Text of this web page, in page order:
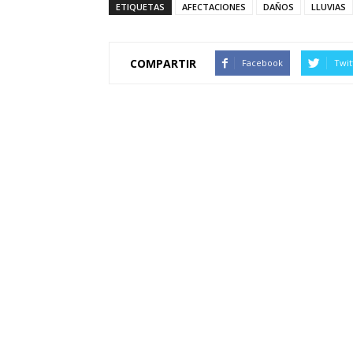
ETIQUETAS AFECTACIONES DAÑOS LLUVIAS
COMPARTIR Facebook